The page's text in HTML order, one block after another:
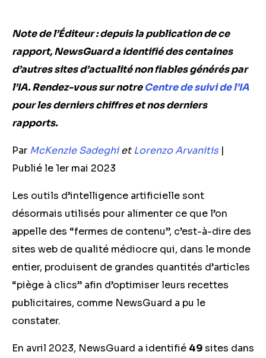
Note de l’Éditeur : depuis la publication de ce
rapport, NewsGuard a identifié des centaines
d’autres sites d’actualité non fiables générés par
l’IA. Rendez-vous sur notreCentre de suivi de l’IA
pour les derniers chiffres et nos derniers
rapports.
Par McKenzie SadeghietLorenzo Arvanitis |
Publié le 1er mai 2023
Les outils d’intelligence artificielle sont
désormais utilisés pour alimenter ce que l’on
appelle des “fermes de contenu”, c’est-à-dire des
sites web de qualité médiocre qui, dans le monde
entier, produisent de grandes quantités d’articles
“piège à clics” afin d’optimiser leurs recettes
publicitaires, comme NewsGuard a pu le
constater.
En avril 2023, NewsGuard a identifié 49sites dans